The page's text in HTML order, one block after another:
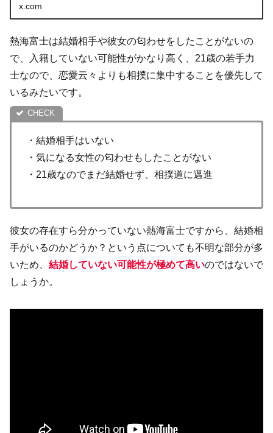
x.com
熱海富士は結婚相手や彼女の匂わせをしたことがないの
で、入籍していない可能性がかなり高く、21歳の若手力
士なので、恋愛云々よりも相撲に集中することを優先して
いるみたいです。
・結婚相手はいない
・気になる女性の匂わせもしたことがない
・21歳なのでまだ結婚せず、相撲道に邁進
彼女の存在すら分かっていない熱海富士ですから、結婚相
手がいるのかどうか？という点についても不明な部分が多
いため、 結婚していない可能性が極めて高いのではないで
しょうか。